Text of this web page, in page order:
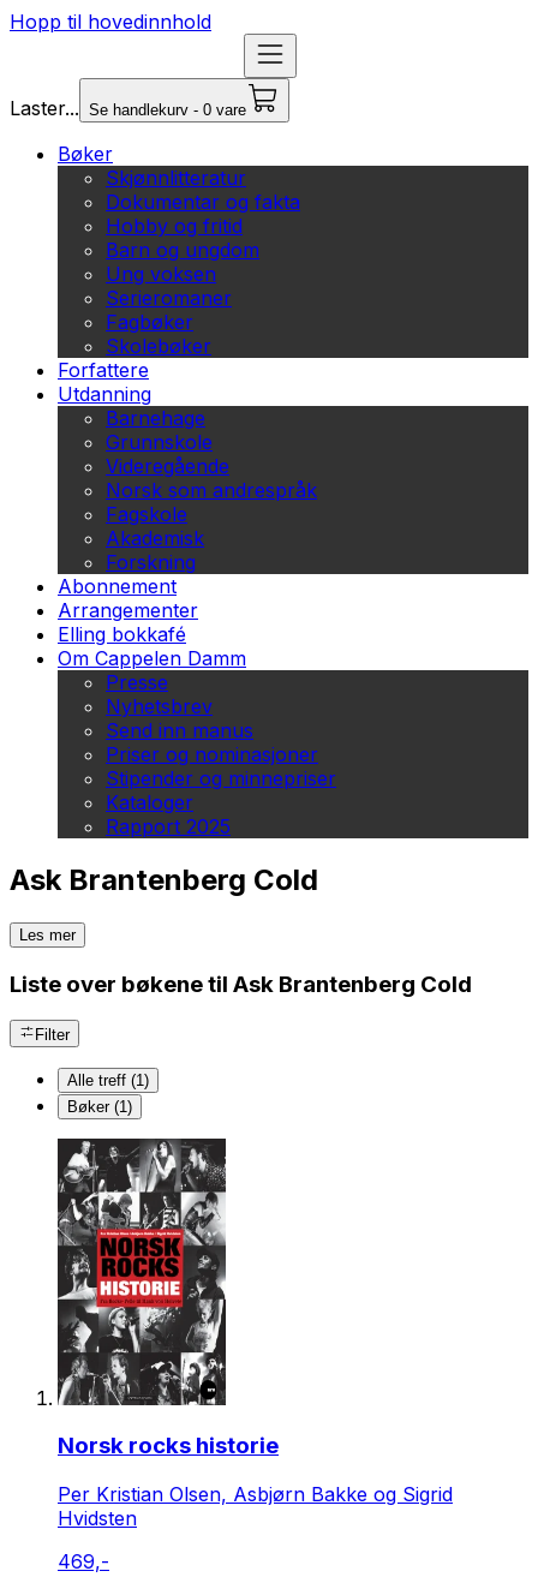
Hopp til hovedinnhold
Laster... Se handlekurv - 0 vare
Bøker
Skjønnlitteratur
Dokumentar og fakta
Hobby og fritid
Barn og ungdom
Ung voksen
Serieromaner
Fagbøker
Skolebøker
Forfattere
Utdanning
Barnehage
Grunnskole
Videregående
Norsk som andrespråk
Fagskole
Akademisk
Forskning
Abonnement
Arrangementer
Elling bokkafé
Om Cappelen Damm
Presse
Nyhetsbrev
Send inn manus
Priser og nominasjoner
Stipender og minnepriser
Kataloger
Rapport 2025
Ask Brantenberg Cold
Les mer
Liste over bøkene til Ask Brantenberg Cold
Filter
Alle treff (1)
Bøker (1)
Norsk rocks historie
Per Kristian Olsen, Asbjørn Bakke og Sigrid
Hvidsten
469,-